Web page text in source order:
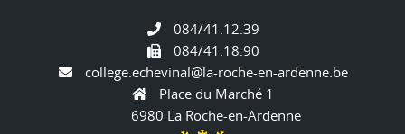
084/41.12.39
084/41.18.90
college.echevinal@la-roche-en-ardenne.be
Place du Marché 1
6980 La Roche-en-Ardenne